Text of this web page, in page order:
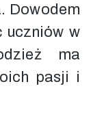
Dowodem
uczniów w
ma
pasji i